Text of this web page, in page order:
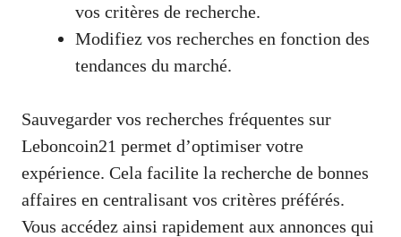
vos critères de recherche.
Modifiez vos recherches en fonction des
tendances du marché.
Sauvegarder vos recherches fréquentes sur
Leboncoin21 permet d’optimiser votre
expérience. Cela facilite la recherche de bonnes
affaires en centralisant vos critères préférés.
Vous accédez ainsi rapidement aux annonces qui